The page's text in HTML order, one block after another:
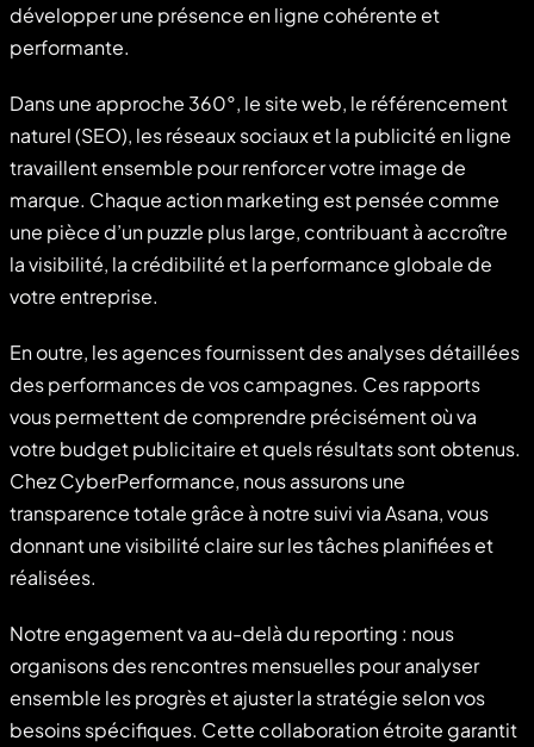
développer une présence en ligne cohérente et
performante.
Dans une approche 360°, le site web, le référencement
naturel (SEO), les réseaux sociaux et la publicité en ligne
travaillent ensemble pour renforcer votre image de
marque. Chaque action marketing est pensée comme
une pièce d’un puzzle plus large, contribuant à accroître
la visibilité, la crédibilité et la performance globale de
votre entreprise.
En outre, les agences fournissent des analyses détaillées
des performances de vos campagnes. Ces rapports
vous permettent de comprendre précisément où va
votre budget publicitaire et quels résultats sont obtenus.
Chez CyberPerformance, nous assurons une
transparence totale grâce à notre suivi via Asana, vous
donnant une visibilité claire sur les tâches planifiées et
réalisées.
Notre engagement va au-delà du reporting : nous
organisons des rencontres mensuelles pour analyser
ensemble les progrès et ajuster la stratégie selon vos
besoins spécifiques. Cette collaboration étroite garantit